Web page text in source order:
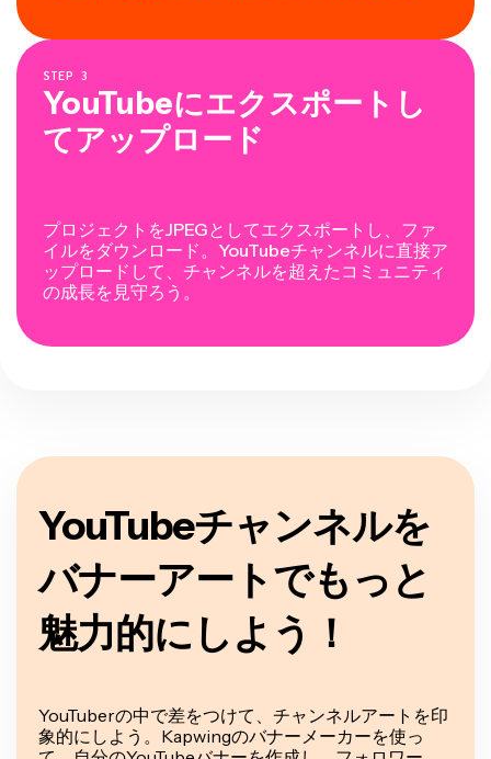
STEP 3
YouTubeにエクスポートし
てアップロード
プロジェクトをJPEGとしてエクスポートし、ファ
イルをダウンロード。YouTubeチャンネルに直接ア
ップロードして、チャンネルを超えたコミュニティ
の成長を見守ろう。
YouTubeチャンネルを
バナーアートでもっと
魅力的にしよう！
YouTuberの中で差をつけて、チャンネルアートを印
象的にしよう。Kapwingのバナーメーカーを使っ